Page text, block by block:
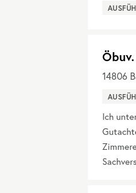
14806
Ich